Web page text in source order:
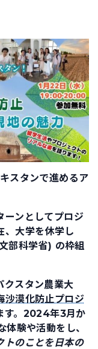
スタンで進めるア
ーンとしてプロジ
、大学を休学し
部科学省) の枠組
クスタン農業大
沙漠化防止プロジ
す。2024年3月か
験や活動をし、
トのことを日本の